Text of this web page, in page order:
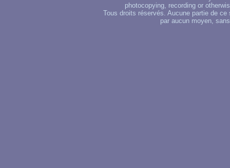
photocopying, recording or
Tous droits réservés. Aucune partie de
par aucun moyen,